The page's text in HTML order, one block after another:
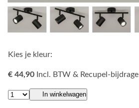
Kies je kleur:
€ 44,90 Incl. BTW & Recupel-bijdrage
In winkelwagen